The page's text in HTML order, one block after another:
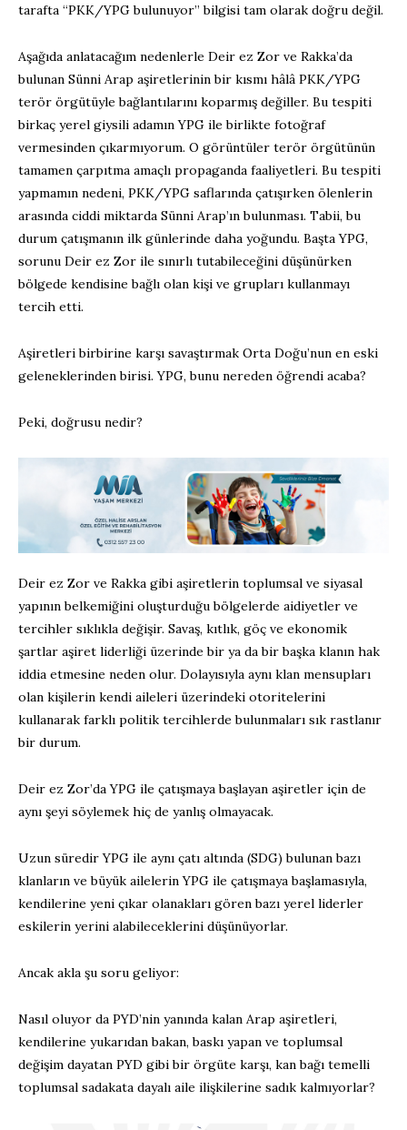
tarafta “PKK/YPG bulunuyor” bilgisi tam olarak doğru değil.
Aşağıda anlatacağım nedenlerle Deir ez Zor ve Rakka’da
bulunan Sünni Arap aşiretlerinin bir kısmı hâlâ PKK/YPG
terör örgütüyle bağlantılarını koparmış değiller. Bu tespiti
birkaç yerel giysili adamın YPG ile birlikte fotoğraf
vermesinden çıkarmıyorum. O görüntüler terör örgütünün
tamamen çarpıtma amaçlı propaganda faaliyetleri. Bu tespiti
yapmamın nedeni, PKK/YPG saflarında çatışırken ölenlerin
arasında ciddi miktarda Sünni Arap’ın bulunması. Tabii, bu
durum çatışmanın ilk günlerinde daha yoğundu. Başta YPG,
sorunu Deir ez Zor ile sınırlı tutabileceğini düşünürken
bölgede kendisine bağlı olan kişi ve grupları kullanmayı
tercih etti.
Aşiretleri birbirine karşı savaştırmak Orta Doğu’nun en eski
geleneklerinden birisi. YPG, bunu nereden öğrendi acaba?
Peki, doğrusu nedir?
Deir ez Zor ve Rakka gibi aşiretlerin toplumsal ve siyasal
yapının belkemiğini oluşturduğu bölgelerde aidiyetler ve
tercihler sıklıkla değişir. Savaş, kıtlık, göç ve ekonomik
şartlar aşiret liderliği üzerinde bir ya da bir başka klanın hak
iddia etmesine neden olur. Dolayısıyla aynı klan mensupları
olan kişilerin kendi aileleri üzerindeki otoritelerini
kullanarak farklı politik tercihlerde bulunmaları sık rastlanır
bir durum.
Deir ez Zor’da YPG ile çatışmaya başlayan aşiretler için de
aynı şeyi söylemek hiç de yanlış olmayacak.
Uzun süredir YPG ile aynı çatı altında (SDG) bulunan bazı
klanların ve büyük ailelerin YPG ile çatışmaya başlamasıyla,
kendilerine yeni çıkar olanakları gören bazı yerel liderler
eskilerin yerini alabileceklerini düşünüyorlar.
Ancak akla şu soru geliyor:
Nasıl oluyor da PYD’nin yanında kalan Arap aşiretleri,
kendilerine yukarıdan bakan, baskı yapan ve toplumsal
değişim dayatan PYD gibi bir örgüte karşı, kan bağı temelli
toplumsal sadakata dayalı aile ilişkilerine sadık kalmıyorlar?